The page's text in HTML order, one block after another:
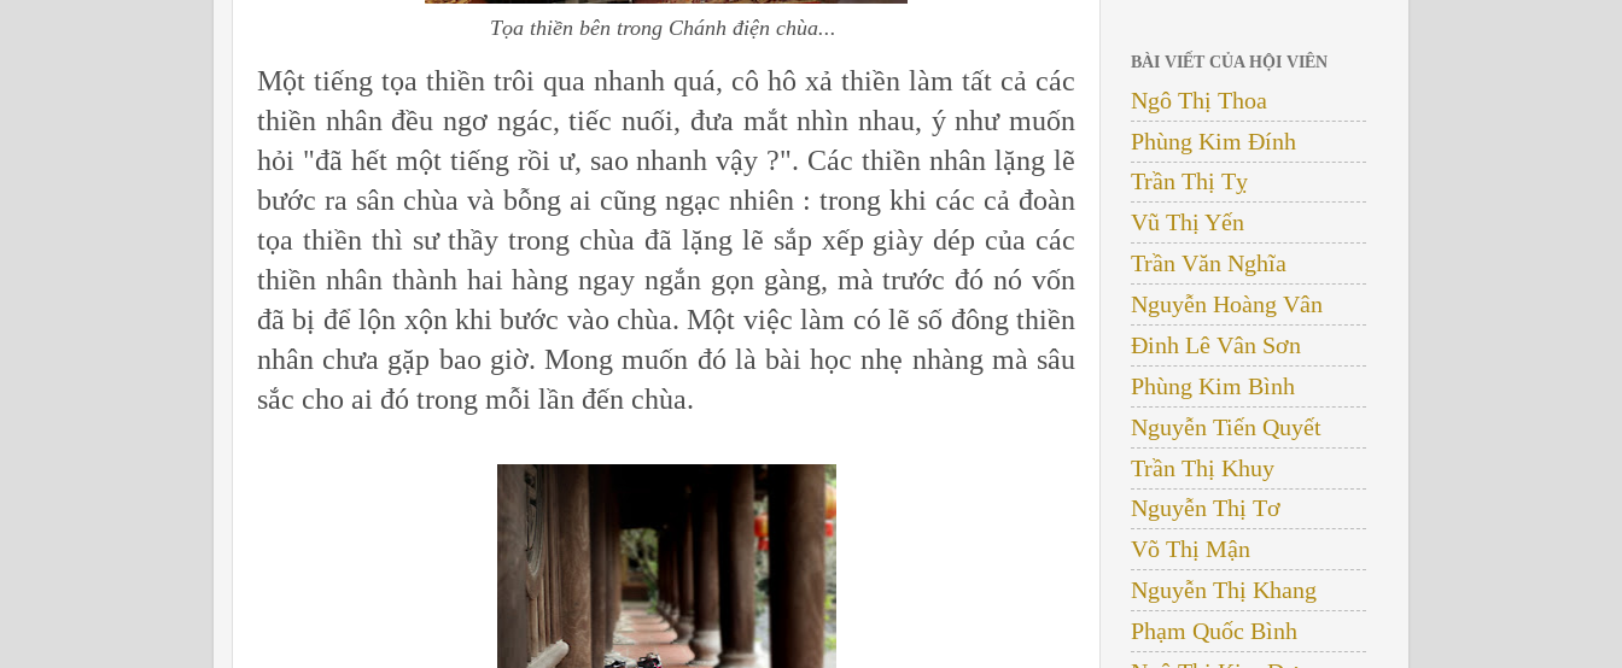
Tọa thiền bên trong Chánh điện chùa...
Một tiếng tọa thiền trôi qua nhanh quá, cô hô xả thiền làm tất cả các
thiền nhân đều ngơ ngác, tiếc nuối, đưa mắt nhìn nhau, ý như muốn
hỏi "đã hết một tiếng rồi ư, sao nhanh vậy ?". Các thiền nhân lặng lẽ
bước ra sân chùa và bỗng ai cũng ngạc nhiên : trong khi các cả đoàn
tọa thiền thì sư thầy trong chùa đã lặng lẽ sắp xếp giày dép của các
thiền nhân thành hai hàng ngay ngắn gọn gàng, mà trước đó nó vốn
đã bị để lộn xộn khi bước vào chùa. Một việc làm có lẽ số đông thiền
nhân chưa gặp bao giờ. Mong muốn đó là bài học nhẹ nhàng mà sâu
sắc cho ai đó trong mỗi lần đến chùa.
BÀI VIẾT CỦA HỘI VIÊN
Ngô Thị Thoa
Phùng Kim Đính
Trần Thị Tỵ
Vũ Thị Yến
Trần Văn Nghĩa
Nguyễn Hoàng Vân
Đinh Lê Vân Sơn
Phùng Kim Bình
Nguyễn Tiến Quyết
Trần Thị Khuy
Nguyễn Thị Tơ
Võ Thị Mận
Nguyễn Thị Khang
Phạm Quốc Bình